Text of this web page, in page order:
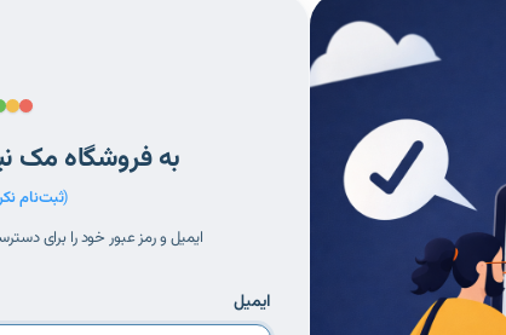
به فروشگاه مک
(ثبت‌نام
ایمیل و رمز عبور خود را برای
ایمیل